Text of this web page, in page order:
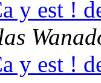
y est !
y est !